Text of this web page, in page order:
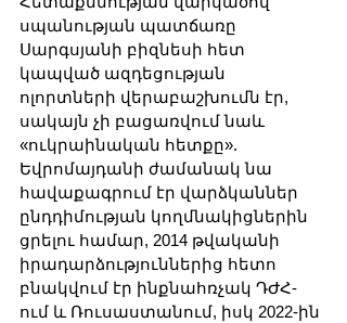
սպանության պատճառը
Սարգսյանի բիզնեսի հետ
կապված ազդեցության
ոլորտների վերաբաշխումն էր,
սակայն չի բացառվում նաև
«ուկրաինական հետքը».
Եվրոմայդանի ժամանակ նա
հավաքագրում էր վարձկաններ
ընդդիմության կողմնակիցներին
ցրելու համար, 2014 թվականի
իրադարձություններից հետո
բնակվում էր ինքնահռչակ ԴԺՀ-
ում և Ռուսաստանում, իսկ 2022-ին